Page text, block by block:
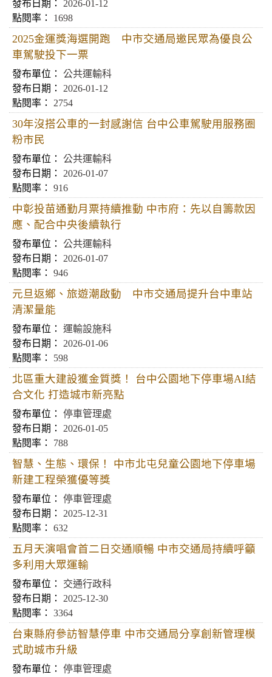
2026-01-12
1698
2025金運獎海選開跑 中市交通局邀民眾為優良公
車駕駛投下一票
公共運輸科
2026-01-12
2754
30年沒搭公車的一封感謝信 台中公車駕駛用服務圈
粉市民
公共運輸科
2026-01-07
916
中彰投苗通勤月票持續推動 中市府：先以自籌款因
應、配合中央後續執行
公共運輸科
2026-01-07
946
元旦返鄉、旅遊潮啟動 中市交通局提升台中車站
清潔量能
運輸設施科
2026-01-06
598
北區重大建設獲金質獎！ 台中公園地下停車場AI結
合文化 打造城市新亮點
停車管理處
2026-01-05
788
智慧、生態、環保！ 中市北屯兒童公園地下停車場
新建工程榮獲優等獎
停車管理處
2025-12-31
632
五月天演唱會首二日交通順暢 中市交通局持續呼籲
多利用大眾運輸
交通行政科
2025-12-30
3364
台東縣府參訪智慧停車 中市交通局分享創新管理模
式助城市升級
停車管理處